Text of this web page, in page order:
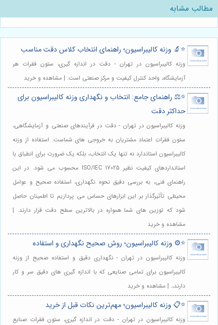
مطالب مشابه
⭐️🔬 وزنه کالیبراسیون؛ راهنمای انتخاب کلاس دقت مناسب
وزنه کالیبراسیون در تهران - دقت در اندازه گیری، ستون فقرات هر
آزمایشگاه، واحد کنترل کیفیت و مرکز صنعتی است. | مشاهده و خرید
⭐️⚖️ راهنمای جامع: انتخاب و نگهداری وزنه کالیبراسیون برای
حداکثر دقت
وزنه کالیبراسیون در تهران - دقت در فرآیندهای صنعتی و آزمایشگاهی،
ستون فقراتِ اعتماد مشتریان به خروجی های شماست. استفاده از وزنه
کالیبراسیون استاندارد نه تنها یک انتخاب، بلکه یک ضرورت برای انطباق با
استانداردهای کیفیت نظیر ISO/IEC 17025 محسوب می شود. در این
راهنمای فنی، به بررسی دقیق نحوه نگهداری، استفاده صحیح و عوامل
محیطی تأثیرگذار بر این ابزارهای حساس می پردازیم تا اطمینان حاصل
شود که توزین های شما همواره در بالاترین سطح دقت قرار دارند. |
مشاهده و خرید
⭐️⚙️ وزنه کالیبراسیون؛ روش صحیح نگهداری و استفاده
وزنه کالیبراسیون در تهران - نگهداری دقیق و استفاده صحیح از وزنه
کالیبراسیون برای تمامی صنایعی که با اندازه گیری های دقیق سر و کار
دارند،. | مشاهده و خرید
⭐️📋 وزنه کالیبراسیون؛ مهم‌ترین نکات قبل از خرید
وزنه کالیبراسیون در تهران - دقت در اندازه گیری، ستون فقرات صنایع